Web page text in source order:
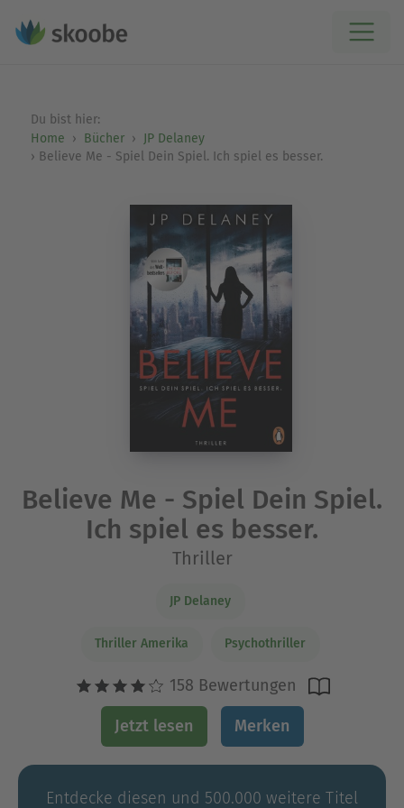
Du bist hier:
Home
Bücher
JP Delaney
Believe Me - Spiel Dein Spiel. Ich spiel es besser.
Believe Me - Spiel Dein Spiel.
Ich spiel es besser.
Thriller
JP Delaney
Thriller Amerika Psychothriller
158 Bewertungen
Jetzt lesen Merken
Entdecke diesen und 500.000 weitere Titel